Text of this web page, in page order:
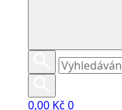
0,00 Kč 0